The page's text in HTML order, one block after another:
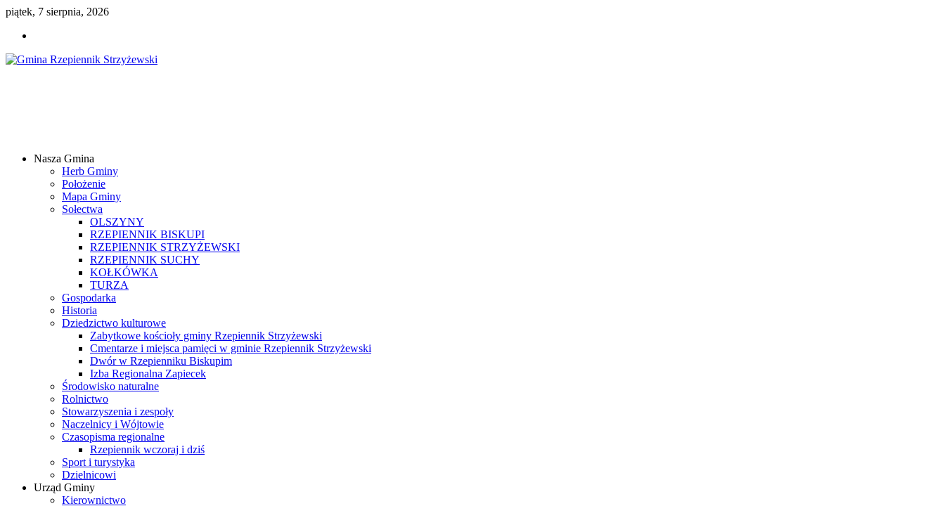
piątek, 7 sierpnia, 2026
Samorządowy
Internetowy
Nasza Gmina
Herb Gminy
Położenie
Mapa Gminy
Sołectwa
OLSZYNY
RZEPIENNIK BISKUPI
RZEPIENNIK STRZYŻEWSKI
RZEPIENNIK SUCHY
KOŁKÓWKA
TURZA
Gospodarka
Historia
Dziedzictwo kulturowe
Zabytkowe kościoły gminy Rzepiennik Strzyżewski
Cmentarze i miejsca pamięci w gminie Rzepiennik Strzyżewski
Dwór w Rzepienniku Biskupim
Izba Regionalna Zapiecek
Środowisko naturalne
Rolnictwo
Stowarzyszenia i zespoły
Naczelnicy i Wójtowie
Czasopisma regionalne
Rzepiennik wczoraj i dziś
Sport i turystyka
Dzielnicowi
Urząd Gminy
Kierownictwo